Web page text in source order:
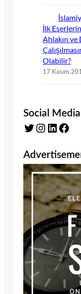
İlk
Ahlakın
Olabilir?
17 Kasım
Social Media
Twitter Instagram LinkedIn Facebook